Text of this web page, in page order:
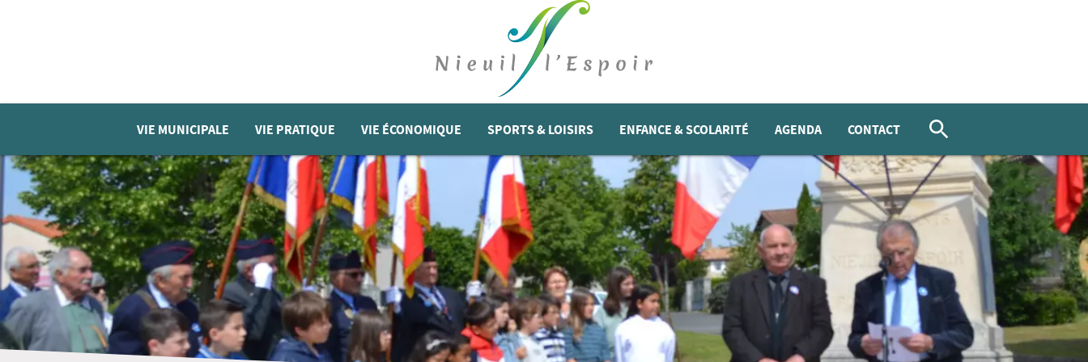
VIE MUNICIPALE VIE PRATIQUE VIE ÉCONOMIQUE SPORTS & LOISIRS ENFANCE & SCOLARITÉ AGENDA CONTACT